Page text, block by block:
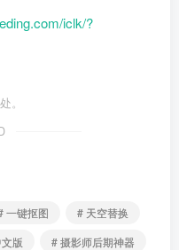
iclk/?
。
一键抠图
# 天空替换
版
# 摄影师后期神器